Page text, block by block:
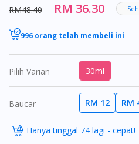
RM48.40
RM 36.30
996 orang telah membeli ini
Pilih Varian 30ml
Baucar RM 12 RM
Hanya tinggal 74 lagi - cepat!